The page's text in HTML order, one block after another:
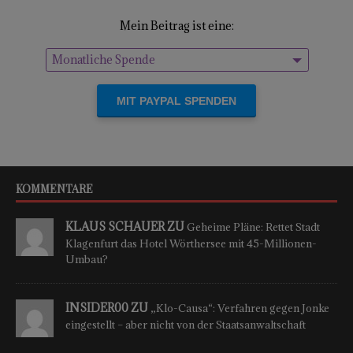
Mein Beitrag ist eine:
Einmalige Spende
Monatliche Spende
KOMMENTARE
KLAUS SCHAUER ZUGeheime Pläne: Rettet Stadt
Klagenfurt das Hotel Wörthersee mit 45-Millionen-
Umbau?
INSIDER00 ZU „Klo-Causa“: Verfahren gegen Jonke
eingestellt – aber nicht von der Staatsanwaltschaft